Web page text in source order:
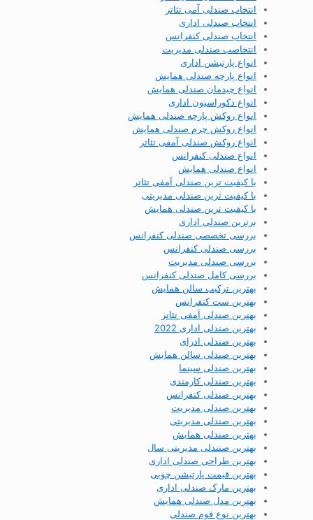
انتخاب صندلی آمی تئاتر
انتخاب صندلی اداری
انتخاب صندلی کنفرانس
انتخاصب صندلی مدیریت
انواع پارتیشن اداری
انواع پارچه صندلی همایش
انواع چیدمان صندلی همایش
انواع دکوراسیون اداری
انواع روکش پارچه صندلی همایش
انواع روکش چرم صندلی همایش
انواع روکش صندلی آمفی تئاتر
انواع صندلی کنفرانس
انواع صندلی همایش
با کیفیت ترین صندلی آمفی تئاتر
با کیفیت ترین صندلی مدیریتی
با کیفیت ترین صندلی همایش
برترین صندلی اداری
بررسی تخصصی صندلی کنفرانس
بررسی صندلی کنفرانس
بررسی صندلی مدیریت
بررسی کامل صندلی کنفرانس
بهترین ترکیب سالن همایش
بهترین ست کنفرانس
بهترین صندلی آمفی تئاتر
بهترین صندلی اداری 2022
بهترین صندلی ادرای
بهترین صندلی سالن همایش
بهترین صندلی سینما
بهترین صندلی کارمندی
بهترین صندلی کنفرانس
بهترین صندلی مدیریت
بهترین صندلی مدیریتی
بهترین صندلی همایش
بهترین صنندلی مدیریتی سال
بهترین طراحی صندلی اداری
بهترین قیمت پارتیشن چوبی
بهترین مارک صندلی اداری
بهترین مدل صندلی همایش
بهترین نوع فوم صندلی